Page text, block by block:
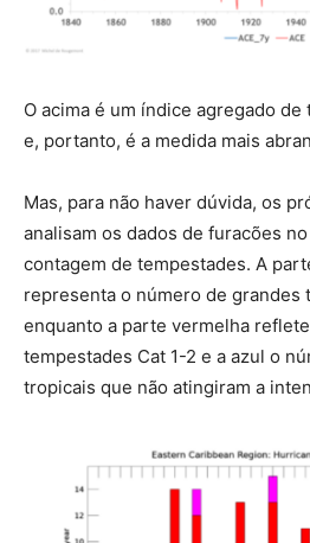
O acima é um índice agregado
e, portanto, é a medida mais
Mas, para não haver dúvida, os
analisam os dados de furacões
contagem de tempestades. A
representa o número de grandes
enquanto a parte vermelha
tempestades Cat 1-2 e a azul o
tropicais que não atingiram a